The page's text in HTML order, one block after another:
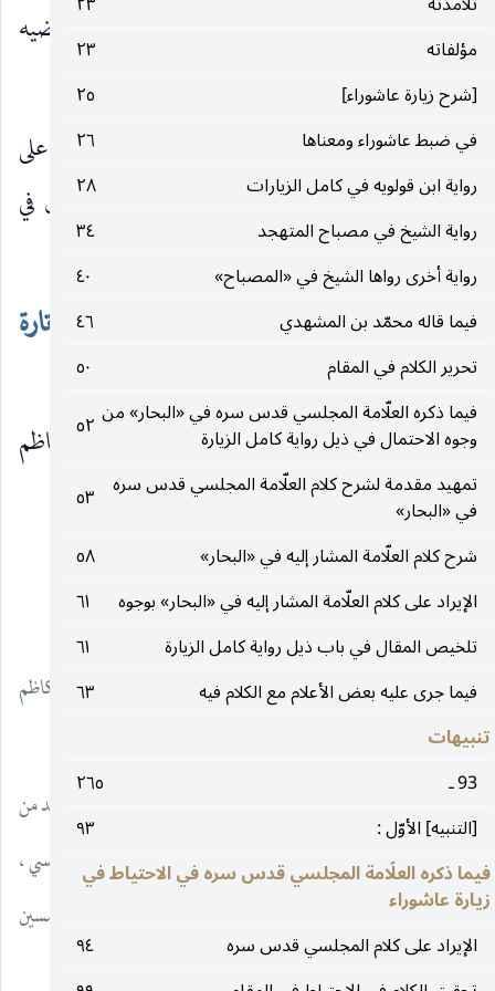
مؤلفاته
٢٣
[شرح زيارة عاشوراء]
٢٥
في ضبط عاشوراء ومعناها
٢٦
رواية ابن قولويه في كامل الزيارات
٢٨
رواية الشيخ في مصباح المتهجد
٣٤
رواية أخرى رواها الشيخ في «المصباح»
٤٠
فيما قاله محمّد بن المشهدي
٤٦
تحرير الكلام في المقام
٥٠
فيما ذكره العلّامة المجلسي قدس سره في «البحار» من
وجوه الاحتمال في ذيل رواية كامل الزيارة
٥٢
تمهيد مقدمة لشرح كلام العلّامة المجلسي قدس سره
في «البحار»
٥٣
شرح كلام العلّامة المشار إليه في «البحار»
٥٨
الإيراد على كلام العلّامة المشار إليه في «البحار» بوجوه
٦١
تلخيص المقال في باب ذيل رواية كامل الزيارة
٦١
فيما جرى عليه بعض الأعلام مع الكلام فيه
٦٣
تنبيهات
93 ـ
٢٦٥
[التنبيه] الأوّل :
٩٣
فيما ذكره العلّامة المجلسي قدس سره في الاحتياط في
زيارة عاشوراء
الإيراد على كلام المجلسي قدس سره
٩٤
وهذا ومثله يوجب حسن الحديث على ما يقتضيه
صريح بعض الكلمات.
لكن الحق في اعتبار الحديث الحسن على أنّ المدار على
مايوجب الظن بالصدور ، بل على هذا المنوال الحال في
نحو فاضل.
في أن الشيخ في الرجال كثيراً ما ذكر الرجل تارة
في باب من يروي وأخرى في باب من لم يرو.
وقد ذكره الشيخ في الرجال تارة في أصحاب الكاظم
عليه السلام(٢) ، وأخرى في باب من لم يرو(٣)
__________________
(١) فهرست الشيخ : ٤٢١ ، ترجمة ٦٤٩.
(٢) رجال الشيخ : ٣٤٣ ، ترجمة ٥١٢٥ ـ ٢٦ في أصحاب الإمام الكاظم
عليه السلام.
(٣) رجال الشيخ : ٤٤١ ، ترجمة ٦٣٠٤ ـ ٥٤ ، باب من لم يرو عن واحد من
الأئمّة عليهم السلام ، حيث قال في ترجمته : «محمّد بن خالد الطيالسي ،
يكنّي أبا عبدالله. روى عنه حميد اُصولاً كثيرة ، ومات سنة تسع وخمسين
ومأتين ، وله سبع وتسعون سنة».